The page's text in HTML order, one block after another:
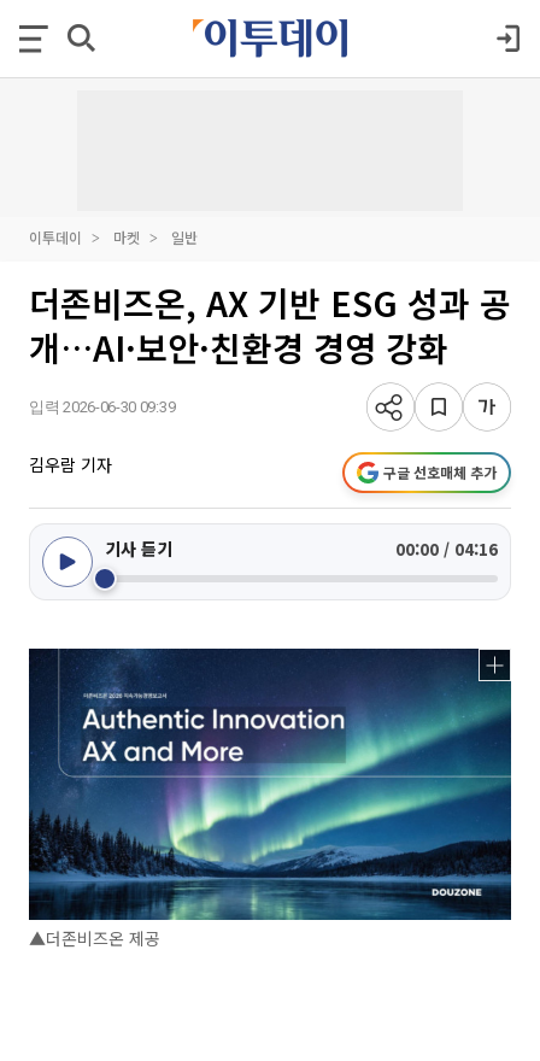
이투데이 마켓 일반
더존비즈온, AX 기반 ESG 성과 공
개…AI·보안·친환경 경영 강화
입력 2026-06-30 09:39
김우람 기자 구글 선호매체 추가
기사 듣기 00:00 / 04:16
▲더존비즈온 제공